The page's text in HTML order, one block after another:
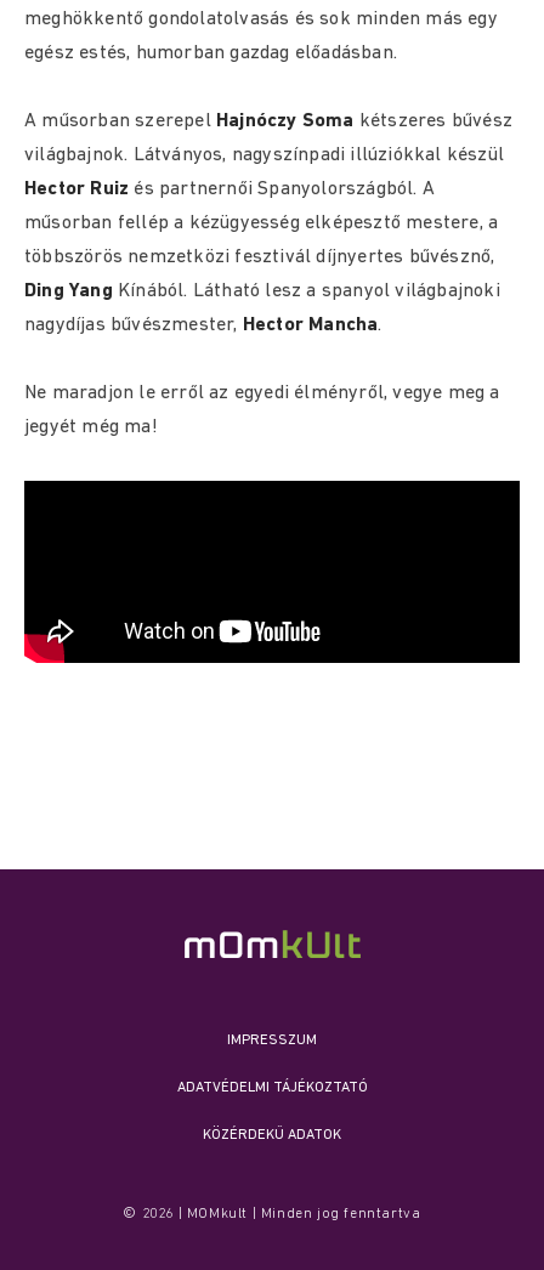
meghökkentő gondolatolvasás és sok minden más egy
egész estés, humorban gazdag előadásban.
A műsorban szerepel Hajnóczy Soma kétszeres bűvész
világbajnok. Látványos, nagyszínpadi illúziókkal készül
Hector Ruiz és partnernői Spanyolországból. A
műsorban fellép a kézügyesség elképesztő mestere, a
többszörös nemzetközi fesztivál díjnyertes bűvésznő,
Ding Yang Kínából. Látható lesz a spanyol világbajnoki
nagydíjas bűvészmester, Hector Mancha.
Ne maradjon le erről az egyedi élményről, vegye meg a
jegyét még ma!
IMPRESSZUM
ADATVÉDELMI TÁJÉKOZTATÓ
KÖZÉRDEKŰ ADATOK
© 2026 | MOMkult | Minden jog fenntartva